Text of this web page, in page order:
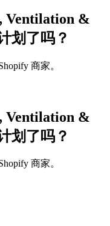
Ventilation &
划了吗？
商家。
Ventilation &
划了吗？
商家。